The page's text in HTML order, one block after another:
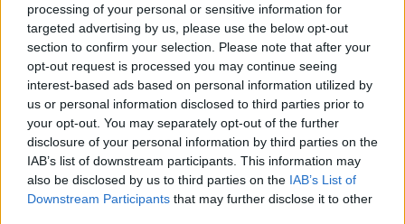
processing of your personal or sensitive information for
targeted advertising by us, please use the below opt-out
section to confirm your selection. Please note that after your
opt-out request is processed you may continue seeing
interest-based ads based on personal information utilized by
us or personal information disclosed to third parties prior to
your opt-out. You may separately opt-out of the further
disclosure of your personal information by third parties on the
IAB’s list of downstream participants. This information may
also be disclosed by us to third parties on the IAB’s List of
Downstream Participants that may further disclose it to other